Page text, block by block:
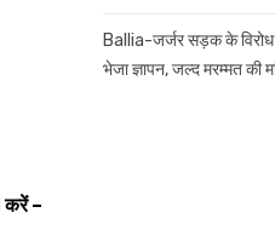
करें –
Ballia-जर्जर सड़क के विरोध
भेजा ज्ञापन, जल्द मरम्मत की